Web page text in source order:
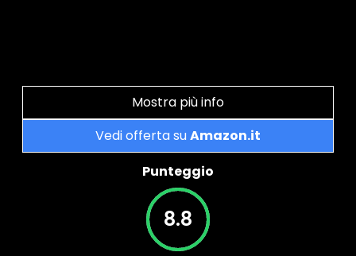
Mostra più info
Vedi offerta suAmazon.it
Punteggio
8.8